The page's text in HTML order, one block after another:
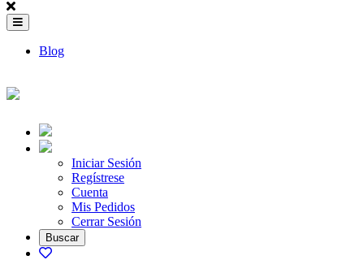
Blog
Iniciar Sesión
Regístrese
Cuenta
Mis Pedidos
Cerrar Sesión